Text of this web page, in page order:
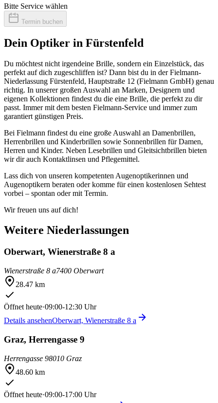
Bitte Service wählen
Termin buchen
Dein Optiker in Fürstenfeld
Du möchtest nicht irgendeine Brille, sondern ein Einzelstück, das
perfekt auf dich zugeschliffen ist? Dann bist du in der Fielmann-
Niederlassung Fürstenfeld, Hauptstraße 12 (Fielmann GmbH) genau
richtig. In unserer großen Auswahl an Marken, Designern und
eigenen Kollektionen findest du die eine Brille, die perfekt zu dir
passt. Immer mit dem besten Fielmann-Service und immer zum
garantiert günstigen Preis.
Bei Fielmann findest du eine große Auswahl an Damenbrillen,
Herrenbrillen und Kinderbrillen sowie Sonnenbrillen für Damen,
Herren und Kinder. Neben Lesebrillen und Gleitsichtbrillen bieten
wir dir auch Kontaktlinsen und Pflegemittel.
Lass dich von unseren kompetenten Augenoptikerinnen und
Augenoptikern beraten oder komme für einen kostenlosen Sehtest
vorbei – spontan oder mit Termin.
Wir freuen uns auf dich!
Weitere Niederlassungen
Oberwart, Wienerstraße 8 a
Wienerstraße 8 a7400 Oberwart
28.47 km
Öffnet heute·09:00-12:30 Uhr
Details ansehenOberwart, Wienerstraße 8 a
Graz, Herrengasse 9
Herrengasse 98010 Graz
48.60 km
Öffnet heute·09:00-17:00 Uhr